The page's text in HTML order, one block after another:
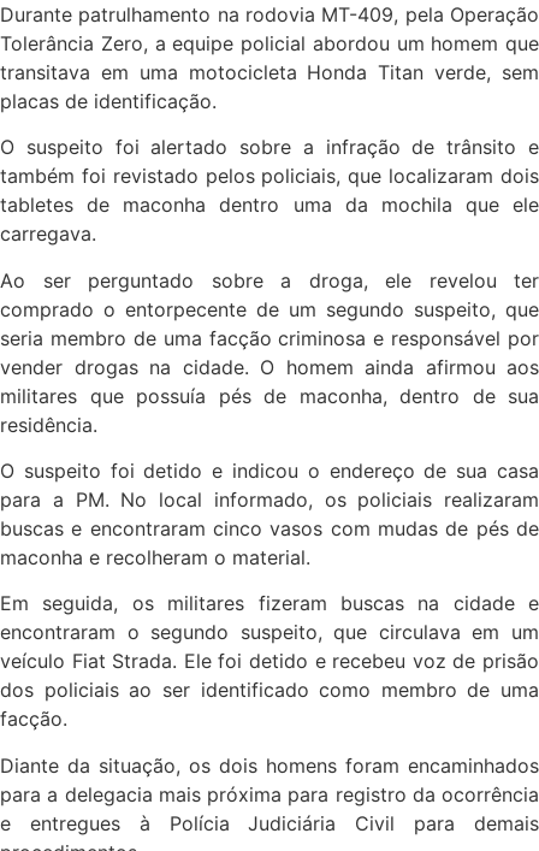
Durante patrulhamento na rodovia MT-409, pela Operação
Tolerância Zero, a equipe policial abordou um homem que
transitava em uma motocicleta Honda Titan verde, sem
placas de identificação.
O suspeito foi alertado sobre a infração de trânsito e
também foi revistado pelos policiais, que localizaram dois
tabletes de maconha dentro uma da mochila que ele
carregava.
Ao ser perguntado sobre a droga, ele revelou ter
comprado o entorpecente de um segundo suspeito, que
seria membro de uma facção criminosa e responsável por
vender drogas na cidade. O homem ainda afirmou aos
militares que possuía pés de maconha, dentro de sua
residência.
O suspeito foi detido e indicou o endereço de sua casa
para a PM. No local informado, os policiais realizaram
buscas e encontraram cinco vasos com mudas de pés de
maconha e recolheram o material.
Em seguida, os militares fizeram buscas na cidade e
encontraram o segundo suspeito, que circulava em um
veículo Fiat Strada. Ele foi detido e recebeu voz de prisão
dos policiais ao ser identificado como membro de uma
facção.
Diante da situação, os dois homens foram encaminhados
para a delegacia mais próxima para registro da ocorrência
e entregues à Polícia Judiciária Civil para demais